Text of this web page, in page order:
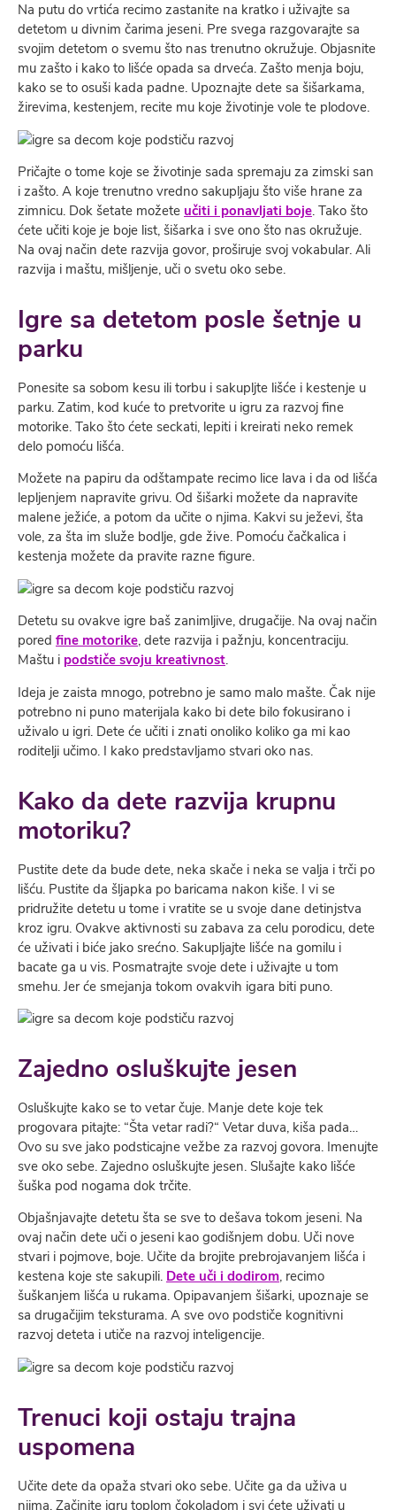
Na putu do vrtića recimo zastanite na kratko i uživajte sa
detetom u divnim čarima jeseni. Pre svega razgovarajte sa
svojim detetom o svemu što nas trenutno okružuje. Objasnite
mu zašto i kako to lišće opada sa drveća. Zašto menja boju,
kako se to osuši kada padne. Upoznajte dete sa šišarkama,
žirevima, kestenjem, recite mu koje životinje vole te plodove.
Pričajte o tome koje se životinje sada spremaju za zimski san
i zašto. A koje trenutno vredno sakupljaju što više hrane za
zimnicu. Dok šetate možete učiti i ponavljati boje. Tako što
ćete učiti koje je boje list, šišarka i sve ono što nas okružuje.
Na ovaj način dete razvija govor, proširuje svoj vokabular. Ali
razvija i maštu, mišljenje, uči o svetu oko sebe.
Igre sa detetom posle šetnje u
parku
Ponesite sa sobom kesu ili torbu i sakupljte lišće i kestenje u
parku. Zatim, kod kuće to pretvorite u igru za razvoj fine
motorike. Tako što ćete seckati, lepiti i kreirati neko remek
delo pomoću lišća.
Možete na papiru da odštampate recimo lice lava i da od lišća
lepljenjem napravite grivu. Od šišarki možete da napravite
malene ježiće, a potom da učite o njima. Kakvi su ježevi, šta
vole, za šta im služe bodlje, gde žive. Pomoću čačkalica i
kestenja možete da pravite razne figure.
Detetu su ovakve igre baš zanimljive, drugačije. Na ovaj način
pored fine motorike, dete razvija i pažnju, koncentraciju.
Maštu i podstiče svoju kreativnost.
Ideja je zaista mnogo, potrebno je samo malo mašte. Čak nije
potrebno ni puno materijala kako bi dete bilo fokusirano i
uživalo u igri. Dete će učiti i znati onoliko koliko ga mi kao
roditelji učimo. I kako predstavljamo stvari oko nas.
Kako da dete razvija krupnu
motoriku?
Pustite dete da bude dete, neka skače i neka se valja i trči po
lišću. Pustite da šljapka po baricama nakon kiše. I vi se
pridružite detetu u tome i vratite se u svoje dane detinjstva
kroz igru. Ovakve aktivnosti su zabava za celu porodicu, dete
će uživati i biće jako srećno. Sakupljajte lišće na gomilu i
bacate ga u vis. Posmatrajte svoje dete i uživajte u tom
smehu. Jer će smejanja tokom ovakvih igara biti puno.
Zajedno osluškujte jesen
Osluškujte kako se to vetar čuje. Manje dete koje tek
progovara pitajte: “Šta vetar radi?“ Vetar duva, kiša pada…
Ovo su sve jako podsticajne vežbe za razvoj govora. Imenujte
sve oko sebe. Zajedno osluškujte jesen. Slušajte kako lišće
šuška pod nogama dok trčite.
Objašnjavajte detetu šta se sve to dešava tokom jeseni. Na
ovaj način dete uči o jeseni kao godišnjem dobu. Uči nove
stvari i pojmove, boje. Učite da brojite prebrojavanjem lišća i
kestena koje ste sakupili. Dete uči i dodirom, recimo
šuškanjem lišća u rukama. Opipavanjem šišarki, upoznaje se
sa drugačijim teksturama. A sve ovo podstiče kognitivni
razvoj deteta i utiče na razvoj inteligencije.
Trenuci koji ostaju trajna
uspomena
Učite dete da opaža stvari oko sebe. Učite ga da uživa u
njima. Začinite igru toplom čokoladom i svi ćete uživati u